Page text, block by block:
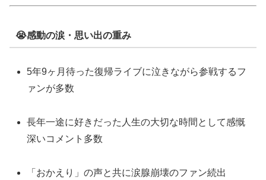
😭感動の涙・思い出の重み
5年9ヶ月待った復帰ライブに泣きながら参戦するフ
ァンが多数
長年一途に好きだった人生の大切な時間として感慨
深いコメント多数
「おかえり」の声と共に涙腺崩壊のファン続出